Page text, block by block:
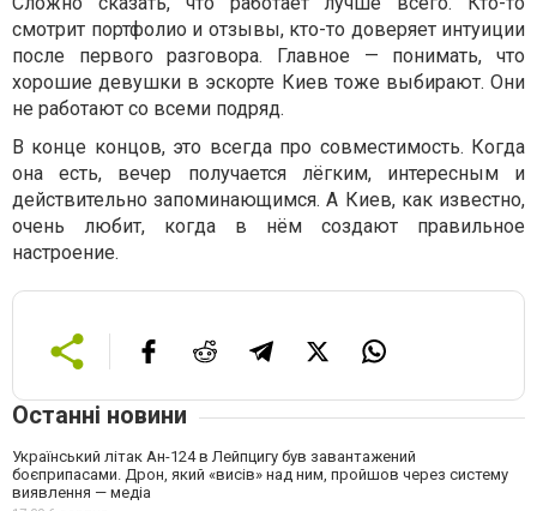
смотрит портфолио и отзывы, кто-то доверяет интуиции
после первого разговора. Главное — понимать, что
хорошие девушки в эскорте Киев тоже выбирают. Они
не работают со всеми подряд.
В конце концов, это всегда про совместимость. Когда
она есть, вечер получается лёгким, интересным и
действительно запоминающимся. А Киев, как известно,
очень любит, когда в нём создают правильное
настроение.
Останні новини
Український літак Ан-124 в Лейпцигу був завантажений
боєприпасами. Дрон, який «висів» над ним, пройшов через систему
виявлення — медіа